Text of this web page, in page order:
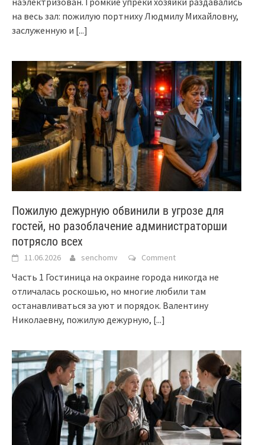
на весь зал: пожилую портниху Людмилу Михайловну,
заслуженную и [...]
Пожилую дежурную обвинили в угрозе для
гостей, но разоблачение администраторши
потрясло всех
11.06.2026 senchomv Comment
Часть 1 Гостиница на окраине города никогда не
отличалась роскошью, но многие любили там
останавливаться за уют и порядок. Валентину
Николаевну, пожилую дежурную, [...]